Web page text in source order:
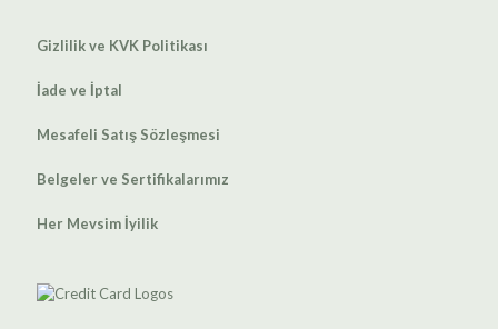
Gizlilik ve KVK Politikası
İade ve İptal
Mesafeli Satış Sözleşmesi
Belgeler ve Sertifikalarımız
Her Mevsim İyilik